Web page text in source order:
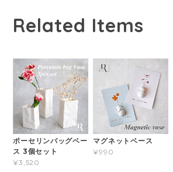
Related Items
ポーセリンバッグベー
ス 3個セット
¥3,520
マグネットベース
¥990